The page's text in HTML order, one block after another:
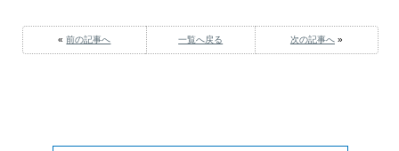
«前の記事へ 一覧へ戻る 次の記事へ»